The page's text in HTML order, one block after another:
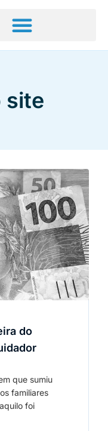
site
do
que sumiu
familiares
foi